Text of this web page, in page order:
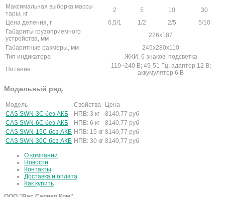
Максимальная выборка массы
тары, кг
2 5 10
30
Цена деления, г
0,5/1 1/2 2/5
5/10
Габариты грузоприемного
устройства, мм
226х187
Габаритные размеры, мм
245х280х110
Тип индикатора
ЖКИ, 6 знаков, подсветка
Питание
110~240 В; 49-51 Гц; адаптер 12 В;
аккумулятор 6 В
Модельный ряд.
Модель Свойства
Цена
CAS SWN-3C без АКБ
НПВ: 3 кг 8140,77 руб
CAS SWN-6C без АКБ
НПВ: 6 кг 8140,77 руб
CAS SWN-15C без АКБ НПВ: 15 кг 8140,77 руб
CAS SWN-30C без АКБ НПВ: 30 кг 8140,77 руб
О компании
Новости
Контакты
Доставка и оплата
Как купить